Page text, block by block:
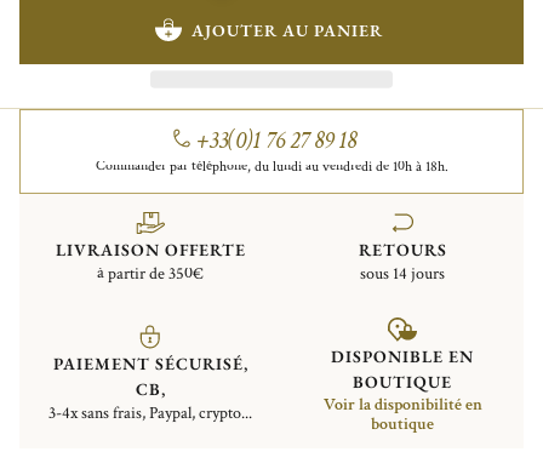
AJOUTER AU PANIER
+33(0)1 76 27 89 18
Commander par téléphone, du lundi au vendredi de 10h à 18h.
LIVRAISON OFFERTE
à partir de 350€
RETOURS
sous 14 jours
PAIEMENT SÉCURISÉ,
CB,
3-4x sans frais, Paypal, crypto...
DISPONIBLE EN
BOUTIQUE
Voir la disponibilité en
boutique